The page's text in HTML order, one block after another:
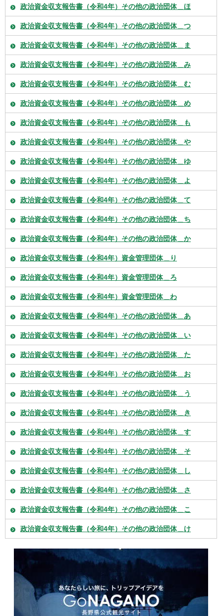
政治資金収支報告書（令和4年）その他の政治団体＿ほ
政治資金収支報告書（令和4年）その他の政治団体＿つ
政治資金収支報告書（令和4年）その他の政治団体＿ま
政治資金収支報告書（令和4年）その他の政治団体＿み
政治資金収支報告書（令和4年）その他の政治団体＿む
政治資金収支報告書（令和4年）その他の政治団体＿め
政治資金収支報告書（令和4年）その他の政治団体＿も
政治資金収支報告書（令和4年）その他の政治団体＿や
政治資金収支報告書（令和4年）その他の政治団体＿ゆ
政治資金収支報告書（令和4年）その他の政治団体＿よ
政治資金収支報告書（令和4年）その他の政治団体＿て
政治資金収支報告書（令和4年）その他の政治団体＿ち
政治資金収支報告書（令和4年）その他の政治団体＿か
政治資金収支報告書（令和4年）資金管理団体＿り
政治資金収支報告書（令和4年）資金管理団体＿ろ
政治資金収支報告書（令和4年）資金管理団体＿わ
政治資金収支報告書（令和4年）その他の政治団体＿あ
政治資金収支報告書（令和4年）その他の政治団体＿い
政治資金収支報告書（令和4年）その他の政治団体＿た
政治資金収支報告書（令和4年）その他の政治団体＿お
政治資金収支報告書（令和4年）その他の政治団体＿う
政治資金収支報告書（令和4年）その他の政治団体＿き
政治資金収支報告書（令和4年）その他の政治団体＿す
政治資金収支報告書（令和4年）その他の政治団体＿そ
政治資金収支報告書（令和4年）その他の政治団体＿し
政治資金収支報告書（令和4年）その他の政治団体＿さ
政治資金収支報告書（令和4年）その他の政治団体＿こ
政治資金収支報告書（令和4年）その他の政治団体＿け